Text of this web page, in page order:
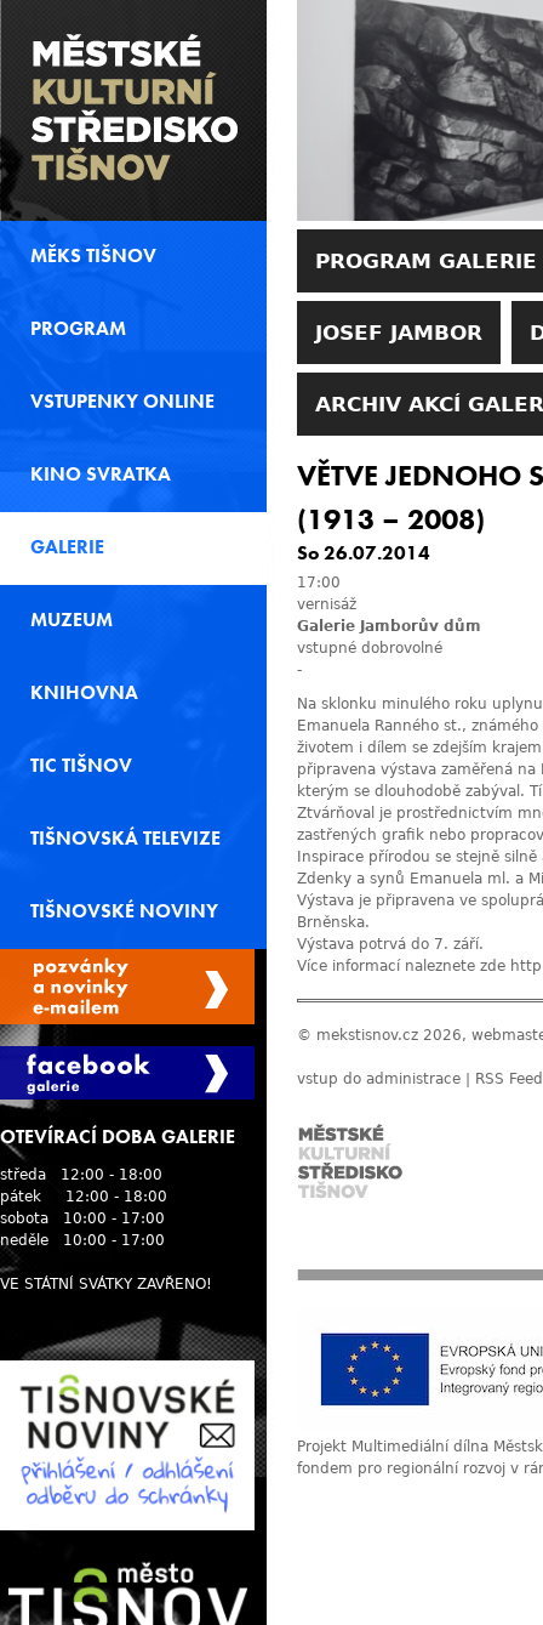
PROGRAM GALERIE
JOSEF JAMBOR
ARCHIV AKCÍ
VĚTVE JEDNOHO
(1913 – 2008)
So 26.07.2014
17:00
vernisáž
Galerie Jamborův dům
vstupné dobrovolné
-
Na sklonku minulého roku
Emanuela Ranného st.,
životem i dílem se zdejším
připravena výstava zaměřená
kterým se dlouhodobě zabýval.
Ztvárňoval je prostřednictvím
zastřených grafik nebo
Inspirace přírodou se stejně
Zdenky a synů Emanuela ml. a
Výstava je připravena ve
Brněnska.
Výstava potrvá do 7. září.
Více informací naleznete zde
© mekstisnov.cz 2026,
vstup do administrace RSS Feed
Projekt Multimediální dílna
fondem pro regionální rozvoj v
MĚKS TIŠNOV
PROGRAM
VSTUPENKY ONLINE
KINO SVRATKA
GALERIE
MUZEUM
KNIHOVNA
TIC TIŠNOV
TIŠNOVSKÁ TELEVIZE
TIŠNOVSKÉ NOVINY
OTEVÍRACÍ DOBA GALERIE
středa 12:00 - 18:00
pátek 12:00 - 18:00
sobota 10:00 - 17:00
neděle 10:00 - 17:00
VE STÁTNÍ SVÁTKY ZAVŘENO!